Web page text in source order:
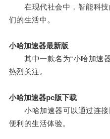
在现代社会中，智能科技
们的生活中。
小哈加速器最新版
其中一款名为“小哈加速器
热烈关注。
小哈加速器pc版下载
小哈加速器可以通过连接
便利的生活体验。